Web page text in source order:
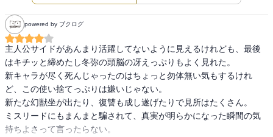
powered by ブクログ
主人公サイドがあんまり活躍してないように見えるけれども、最後
はキチッと締めたし冬弥の頭脳の冴えっぷりもよく見れた。
新キャラが尽く死んじゃったのはちょっと勿体無い気もするけれ
ど、この使い捨てっぷりは嫌いじゃない。
新たな幻獣坐が出たり、復讐も成し遂げたりで見所はたくさん。
ミスリードにもまんまと騙されて、真実が明らかになった瞬間の気
持ちよさって言ったらない。